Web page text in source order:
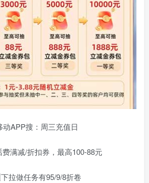
动APP搜：周三充值日
满减/折扣券，最高100-88元
拉做任务有95/9/8折卷